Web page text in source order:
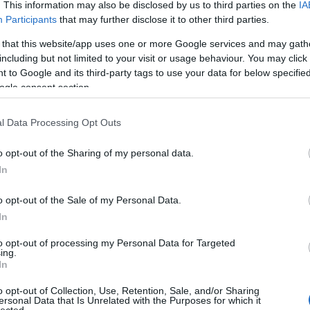
This information may also be disclosed by us to third parties on the
Participants that may further disclose it to other third parties.
that this website/app uses one or more Google services and may
but not limited to your visit or usage behaviour. You may
to Google and its third-party tags to use your data for below
consent section.
Data Processing Opt Outs
opt-out of the Sharing of my personal data.
opt-out of the Sale of my Personal Data.
opt-out of processing my Personal Data for Targeted
opt-out of Collection, Use, Retention, Sale, and/or Sharing
Data that Is Unrelated with the Purposes for which it
a Pénzügyminisztérium európai uniós források
András, a Bosch csoport és Adria régió HR
Sportiroda versenyigazgatója adta át a jelen
Adó- és Vámhivatalt dr. Bocsó Gábor alezredes
képviseltük, és átvettük a helyezésért járó
összefoglalója, ahol államtitkár úr a NAV-ot is